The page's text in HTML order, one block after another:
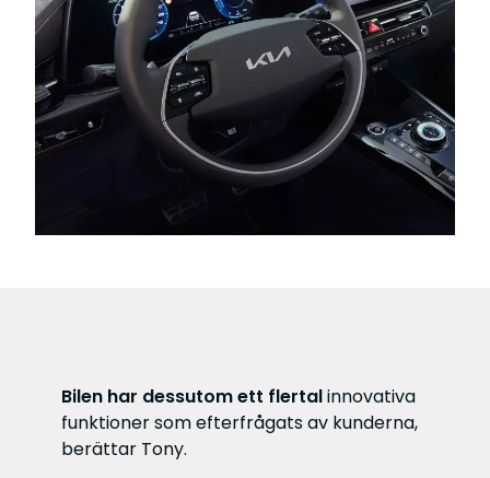
Bilen har dessutom ett flertalinnovativa
funktioner som efterfrågats av kunderna,
berättar Tony.